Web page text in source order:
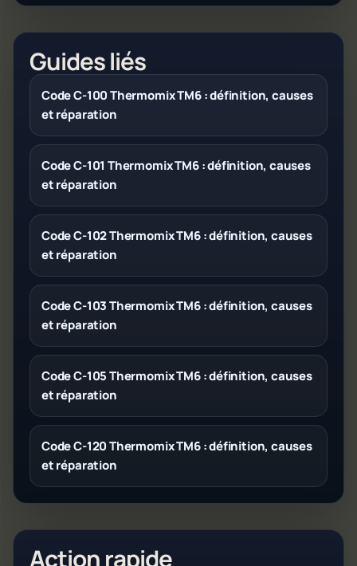
Guides liés
Code C-100 Thermomix TM6 : définition, causes
et réparation
Code C-101 Thermomix TM6 : définition, causes
et réparation
Code C-102 Thermomix TM6 : définition, causes
et réparation
Code C-103 Thermomix TM6 : définition, causes
et réparation
Code C-105 Thermomix TM6 : définition, causes
et réparation
Code C-120 Thermomix TM6 : définition, causes
et réparation
Action rapide